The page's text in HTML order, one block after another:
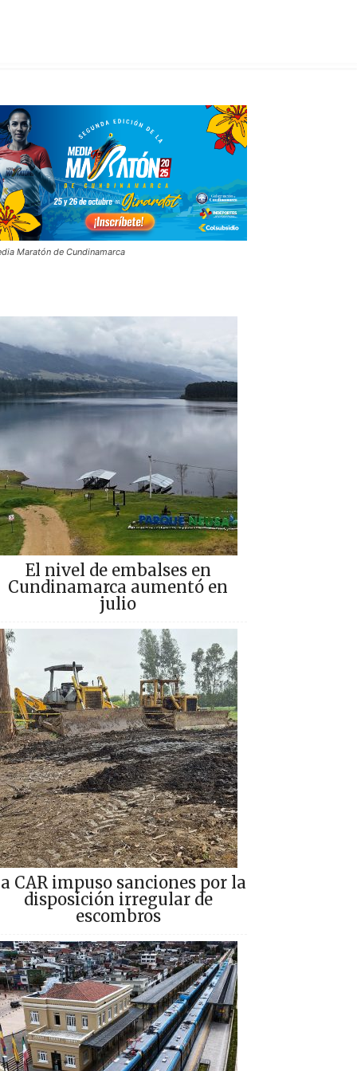
Maratón de Cundinamarca
El nivel de embalses en
Cundinamarca aumentó en
julio
CAR impuso sanciones por la
disposición irregular de
escombros